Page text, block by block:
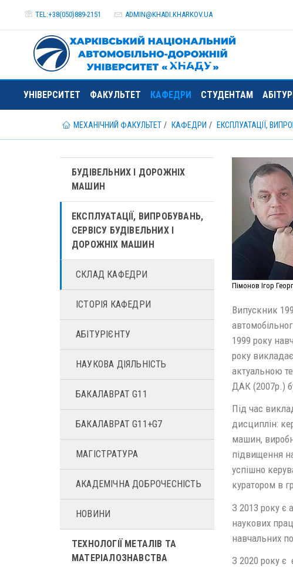
TEL:+38(050)889-2151 ADMIN@KHADI.KHARKOV.UA
УНІВЕРСИТЕТ ФАКУЛЬТЕТ КАФЕДРИ СТУДЕНТАМ
МЕХАНІЧНИЙ ФАКУЛЬТЕТ КАФЕДРИ ЕКСПЛУАТАЦІЇ,
Пімонов Ігор
Випускник
1999 року
року
актуальною
ДАК (2007р.)
Під час
дисциплін:
машин,
підвищення
успішно
куратором в
З 2013 року є
наукових
навчальних
З 2020 року є
БУДІВЕЛЬНИХ І ДОРОЖНІХ
МАШИН
ЕКСПЛУАТАЦІЇ, ВИПРОБУВАНЬ,
СЕРВІСУ БУДІВЕЛЬНИХ І
ДОРОЖНІХ МАШИН
СКЛАД КАФЕДРИ
ІСТОРІЯ КАФЕДРИ
АБІТУРІЄНТУ
НАУКОВА ДІЯЛЬНІСТЬ
БАКАЛАВРАТ G11
БАКАЛАВРАТ G11+G7
МАГІСТРАТУРА
АКАДЕМІЧНА ДОБРОЧЕСНІСТЬ
НОВИНИ
ТЕХНОЛОГІЇ МЕТАЛІВ ТА
МАТЕРІАЛОЗНАВСТВА